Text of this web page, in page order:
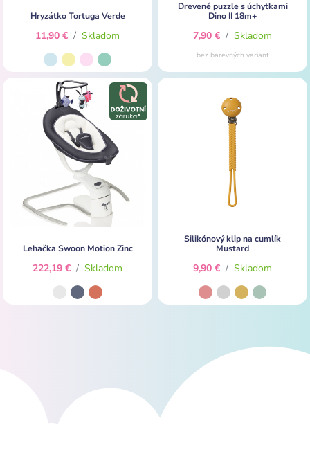
Hryzátko Tortuga Verde
11,90 € / Skladom
Drevené puzzle s úchytkami
Dino II 18m+
7,90 € / Skladom
bez barevných variant
Lehačka Swoon Motion Zinc
222,19 € / Skladom
Silikónový klip na cumlík
Mustard
9,90 € / Skladom